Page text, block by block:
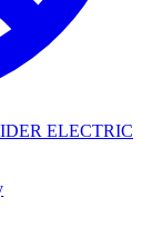
ELECTRIC